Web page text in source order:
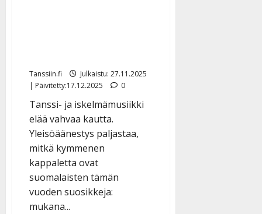
Tanssiin.fi
Julkaistu: 27.11.2025
| Päivitetty:17.12.2025
0
Tanssi- ja iskelmämusiikki
elää vahvaa kautta.
Yleisöäänestys paljastaa,
mitkä kymmenen
kappaletta ovat
suomalaisten tämän
vuoden suosikkeja:
mukana...